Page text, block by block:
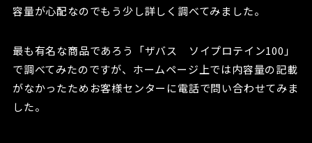
容量が心配なのでもう少し詳しく調べてみました。
最も有名な商品であろう「ザバス ソイプロテイン100」
で調べてみたのですが、ホームページ上では内容量の記載
がなかったためお客様センターに電話で問い合わせてみま
した。